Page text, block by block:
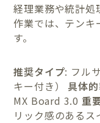
経理業務や統計処
作業では、テンキ
す。
推奨タイプ: フル
キー付き） 具体
MX Board 3.0 重
リック感のあるス